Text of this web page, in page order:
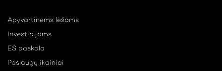
Apyvartinėms lėšoms
Investicijoms
ES paskola
Paslaugų įkainiai